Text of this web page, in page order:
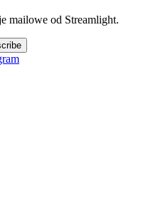
mailowe od Streamlight.